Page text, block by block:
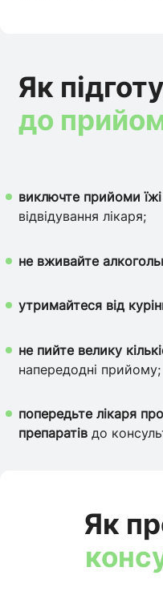
Як
до
виключте прийоми їжі
відвідування лікаря;
не вживайте
утримайтеся від
не пийте велику
напередодні прийому;
попередьте лікаря
препаратів до
Як